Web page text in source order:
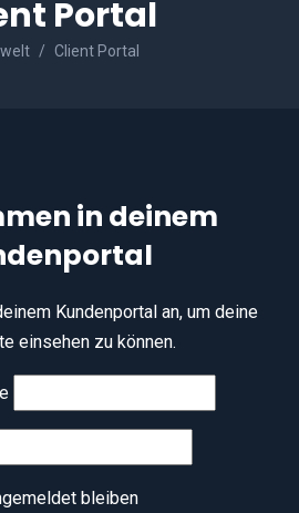
Portal
Client Portal
in deinem
Kundenportal an, um deine
einsehen zu können.
bleiben